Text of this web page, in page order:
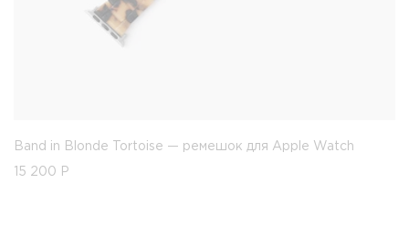
Band in Blonde Tortoise — ремешок для Apple Watch
15 200 Р